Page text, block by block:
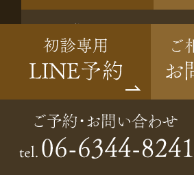
お問い合わせ
06-
診療時間 月 火 水 木